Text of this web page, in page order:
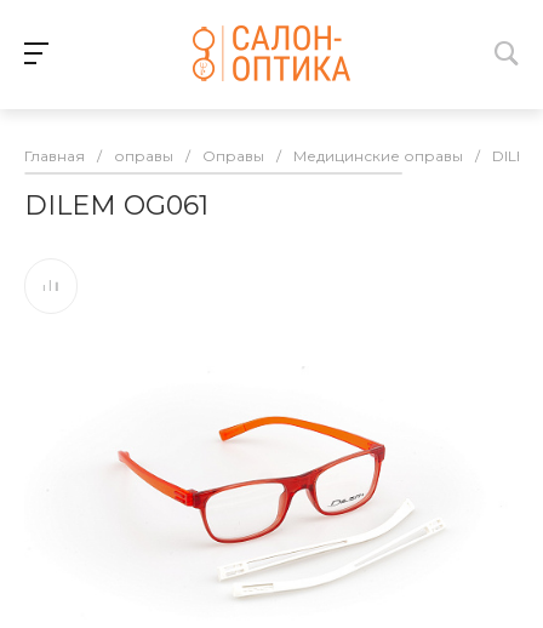
Главная / оправы / Оправы / Медицинские оправы / DILEM
DILEM OG061